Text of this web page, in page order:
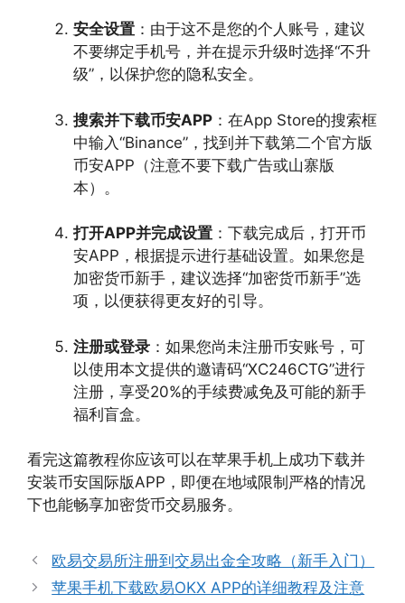
安全设置 ：由于这不是您的个人账号，建议
不要绑定手机号，并在提示升级时选择“不升
级”，以保护您的隐私安全。
搜索并下载币安APP ：在App Store的搜索框
中输入“Binance”，找到并下载第二个官方版
币安APP（注意不要下载广告或山寨版
本）。
打开APP并完成设置 ：下载完成后，打开币
安APP，根据提示进行基础设置。如果您是
加密货币新手，建议选择“加密货币新手”选
项，以便获得更友好的引导。
注册或登录 ：如果您尚未注册币安账号，可
以使用本文提供的邀请码“XC246CTG”进行
注册，享受20%的手续费减免及可能的新手
福利盲盒。
看完这篇教程你应该可以在苹果手机上成功下载并
安装币安国际版APP，即便在地域限制严格的情况
下也能畅享加密货币交易服务。
欧易交易所注册到交易出金全攻略（新手入门）
苹果手机下载欧易OKX APP的详细教程及注意